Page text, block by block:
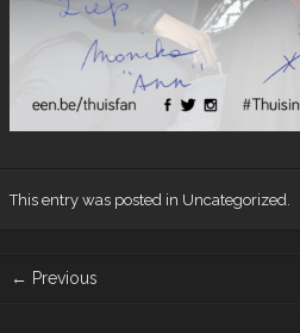
This entry was posted in Uncategorized.
navigation
← Previous